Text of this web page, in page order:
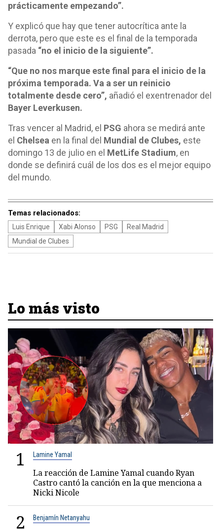
prácticamente empezando”.
Y explicó que hay que tener autocrítica ante la
derrota, pero que este es el final de la temporada
pasada “no el inicio de la siguiente”.
“Que no nos marque este final para el inicio de la
próxima temporada. Va a ser un reinicio
totalmente desde cero”, añadió el exentrenador del
Bayer Leverkusen.
Tras vencer al Madrid, el PSG ahora se medirá ante
el Chelsea en la final del Mundial de Clubes, este
domingo 13 de julio en el MetLife Stadium, en
donde se definirá cuál de los dos es el mejor equipo
del mundo.
Temas relacionados:
Luis Enrique Xabi Alonso PSG
Real Madrid
Mundial de Clubes
Lo más visto
1 Lamine Yamal
La reacción de Lamine Yamal cuando Ryan
Castro cantó la canción en la que menciona a
Nicki Nicole
2 Benjamín Netanyahu